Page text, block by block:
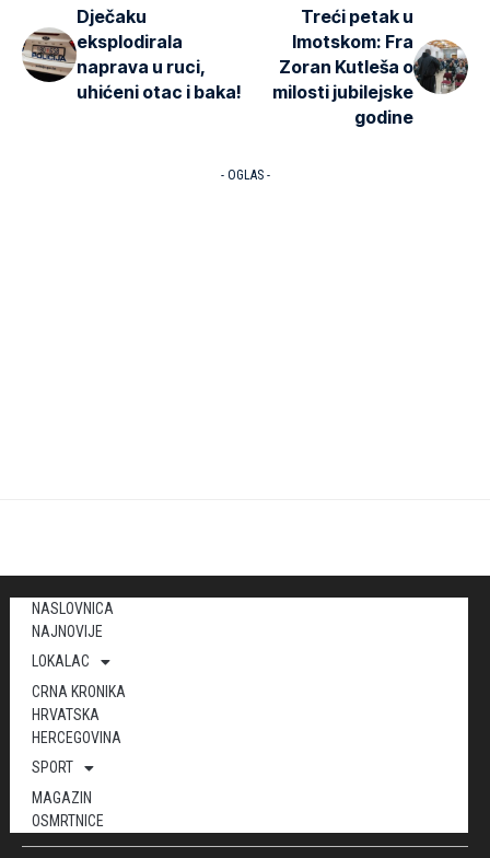
Dječaku
eksplodirala
naprava u ruci,
uhićeni otac i baka!
Treći petak u
Imotskom: Fra
Zoran Kutleša o
milosti jubilejske
godine
- OGLAS -
NASLOVNICA
NAJNOVIJE
LOKALAC
CRNA KRONIKA
HRVATSKA
HERCEGOVINA
SPORT
MAGAZIN
OSMRTNICE